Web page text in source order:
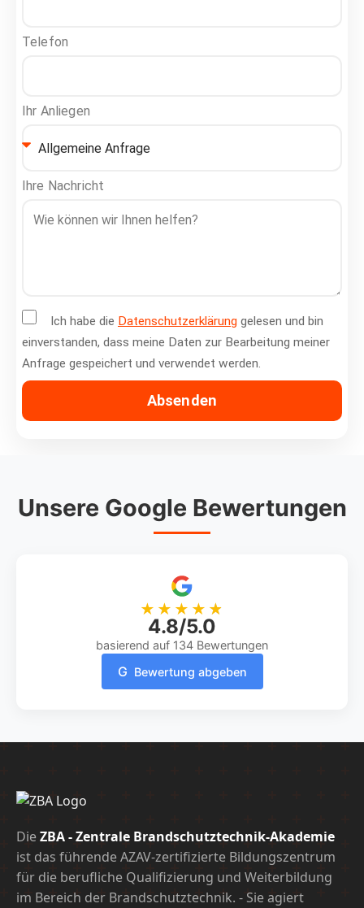
Telefon
Ihr Anliegen
Ihre Nachricht
Ich habe die Datenschutzerklärung gelesen und bin
einverstanden, dass meine Daten zur Bearbeitung meiner
Anfrage gespeichert und verwendet werden.
Absenden
Unsere Google Bewertungen
★★★★ ★
★
4.8/5.0
basierend auf 134 Bewertungen
G Bewertung abgeben
DieZBA - Zentrale Brandschutztechnik-Akademie
ist das führende AZAV-zertifizierte Bildungszentrum
für die berufliche Qualifizierung und Weiterbildung
im Bereich der Brandschutztechnik. - Sie agiert